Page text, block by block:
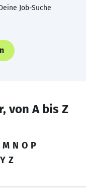
Job-Suche
von A bis Z
M N O P
Y Z